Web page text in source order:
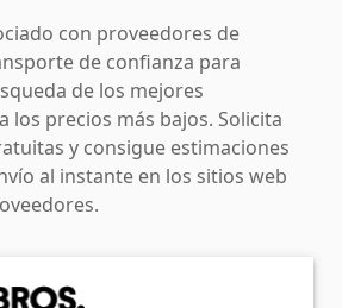
con proveedores de
de confianza para
de los mejores
los precios más bajos. Solicita
y consigue estimaciones
al instante en los sitios web